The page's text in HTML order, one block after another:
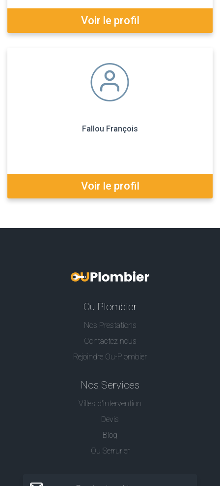
Voir le profil
Fallou François
Voir le profil
Ou Plombier
Nos Prestations
Contactez nous
Rejoindre Ou-Plombier
Nos Services
Villes d'intervention
Devis
Blog
Ou Serrurier